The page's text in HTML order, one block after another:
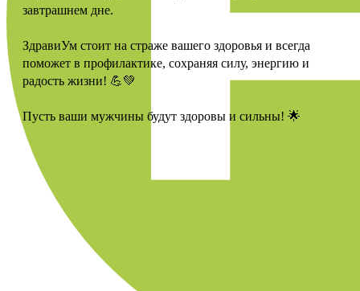
завтрашнем дне.
ЗдравиУм стоит на страже вашего здоровья и всегда
поможет в профилактике, сохраняя силу, энергию и
радость жизни! 💪💚
Пусть ваши мужчины будут здоровы и сильны! 🌟